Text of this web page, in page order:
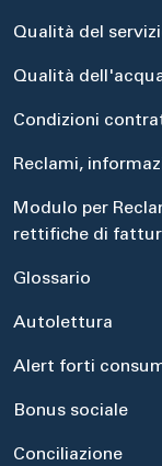
Qualità del
Qualità
Condizioni
Reclami,
Modulo per
rettifiche di
Glossario
Autolettura
Alert forti
Bonus sociale
Conciliazione